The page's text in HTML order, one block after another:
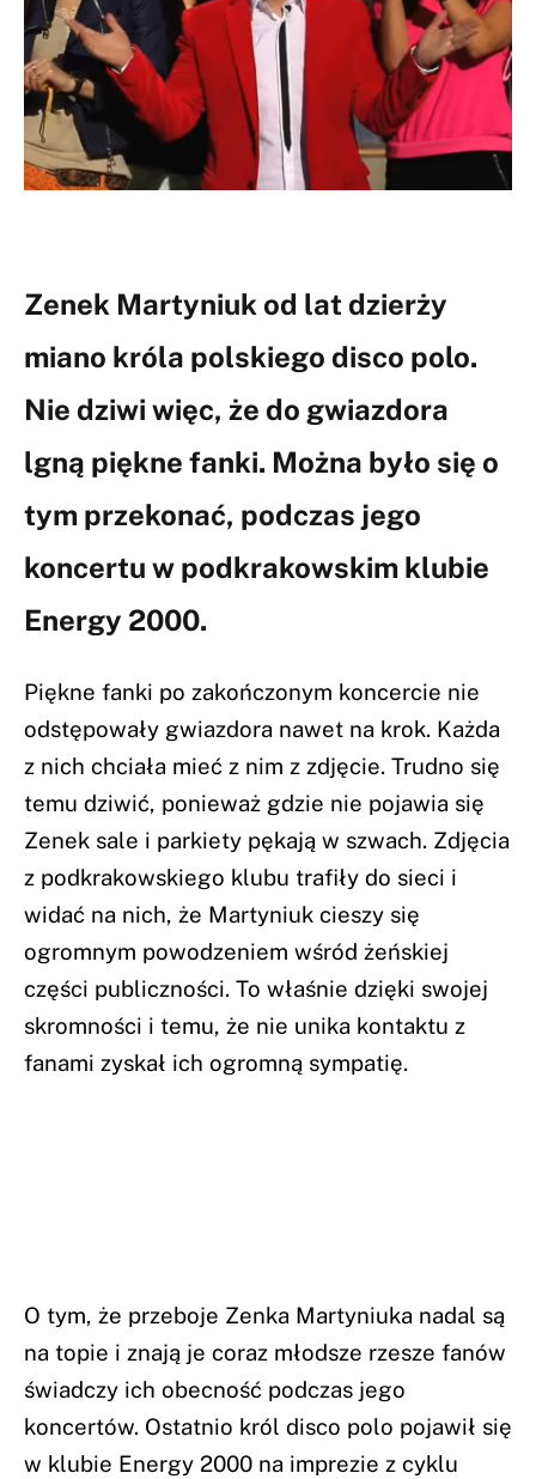
Zenek Martyniuk od lat dzierży
miano króla polskiego disco polo.
Nie dziwi więc, że do gwiazdora
lgną piękne fanki. Można było się o
tym przekonać, podczas jego
koncertu w podkrakowskim klubie
Energy 2000.
Piękne fanki po zakończonym koncercie nie
odstępowały gwiazdora nawet na krok. Każda
z nich chciała mieć z nim z zdjęcie. Trudno się
temu dziwić, ponieważ gdzie nie pojawia się
Zenek sale i parkiety pękają w szwach. Zdjęcia
z podkrakowskiego klubu trafiły do sieci i
widać na nich, że Martyniuk cieszy się
ogromnym powodzeniem wśród żeńskiej
części publiczności. To właśnie dzięki swojej
skromności i temu, że nie unika kontaktu z
fanami zyskał ich ogromną sympatię.
O tym, że przeboje Zenka Martyniuka nadal są
na topie i znają je coraz młodsze rzesze fanów
świadczy ich obecność podczas jego
koncertów. Ostatnio król disco polo pojawił się
w klubie Energy 2000 na imprezie z cyklu